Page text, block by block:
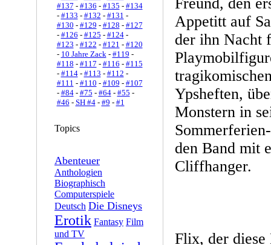
#137 - #136 - #135 - #134
- #133 - #132 - #131 -
#130 - #129 - #128 - #127
- #126 - #125 - #124-
#123 - #122 - #121 - #120
- 10 Jahre Zack- #119 -
#118 - #117 - #116 - #115
- #114- #113 - #112 -
#111 - #110 - #109 - #107
- #84- #75 - #64- #55 -
#46 - SH #4- #9 - #1
Topics
Abenteuer
Anthologien
Biographisch
Computerspiele
Deutsch Die Disneys
Erotik Fantasy Film
und TV
Freund, den
Appetitt auf
der ihn Nacht
Ypsheften,
Monstern in
den Band mit
Cliffhanger.
Flix, der diese